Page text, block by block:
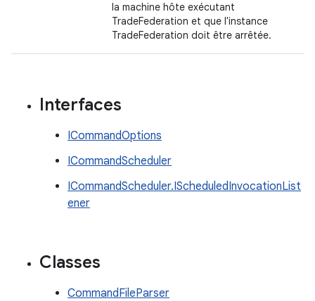
la machine hôte exécutant
TradeFederation et que l'instance
TradeFederation doit être arrêtée.
Interfaces
ICommandOptions
ICommandScheduler
ICommandScheduler.IScheduledInvocationList
ener
Classes
CommandFileParser